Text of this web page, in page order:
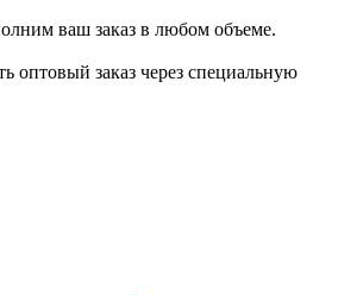
ваш заказ в любом объеме.
оптовый заказ через специальную